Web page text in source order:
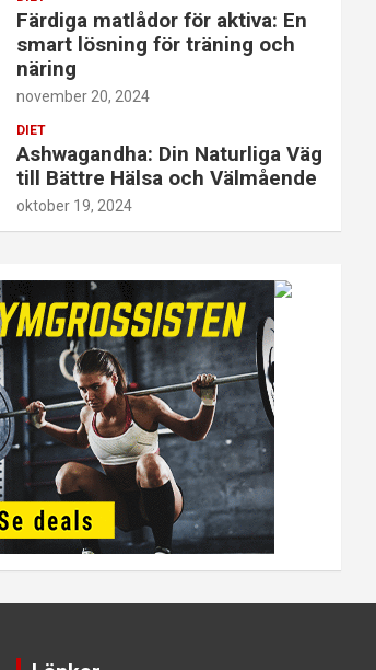
Färdiga matlådor för aktiva: En
smart lösning för träning och
näring
november 20, 2024
DIET
Ashwagandha: Din Naturliga Väg
till Bättre Hälsa och Välmående
oktober 19, 2024